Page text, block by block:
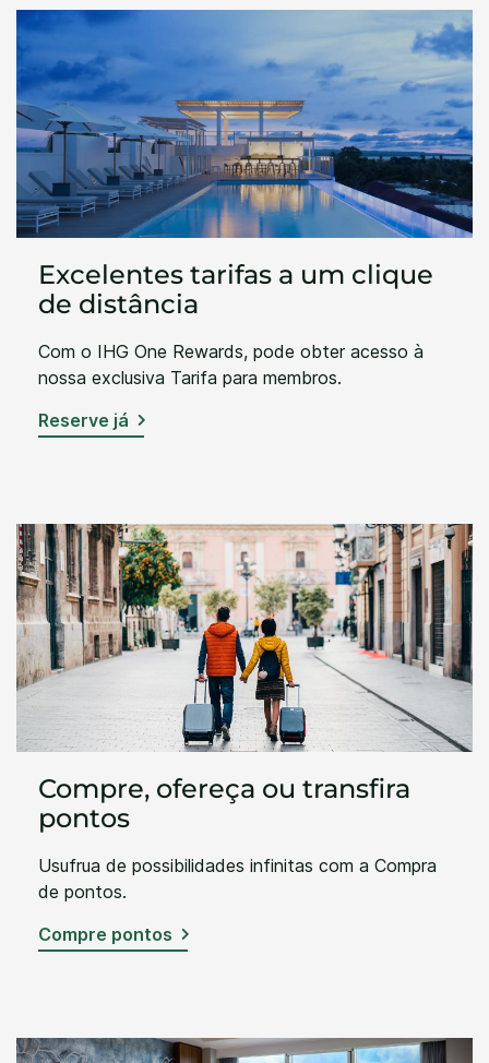
Excelentes tarifas a um clique
de distância
Com o IHG One Rewards, pode obter acesso à
nossa exclusiva Tarifa para membros.
Reserve já
Compre, ofereça ou transfira
pontos
Usufrua de possibilidades infinitas com a Compra
de pontos.
Compre pontos